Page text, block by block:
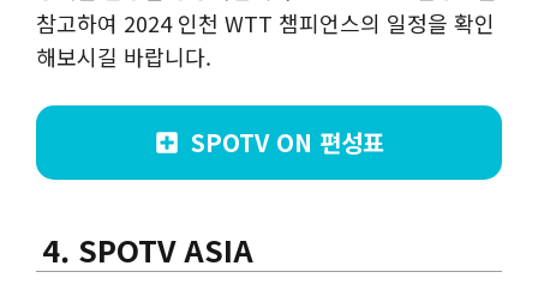
참고하여 2024 인천 WTT 챔피언스의 일정을 확인
해보시길 바랍니다.
SPOTV ON 편성표
4. SPOTV ASIA